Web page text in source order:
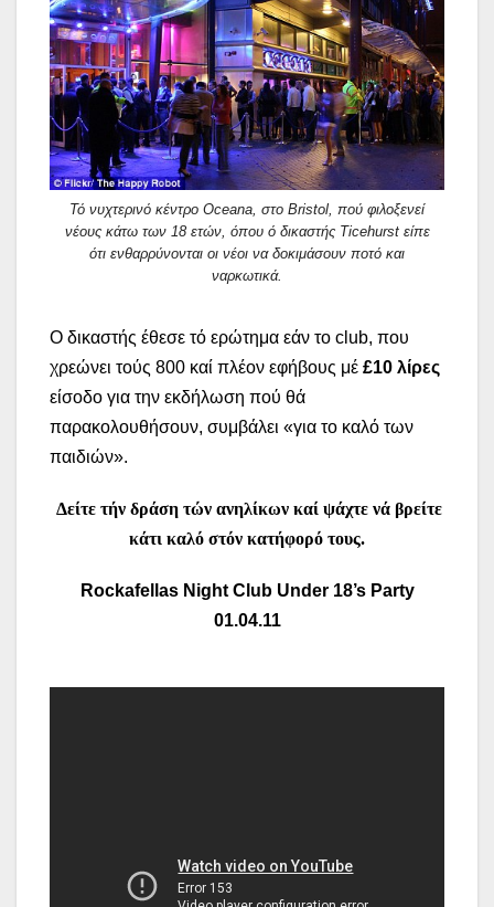
Τό νυχτερινό κέντρο Oceana, στο Bristol, πού φιλοξενεί
νέους κάτω των 18 ετών, όπου ό δικαστής Ticehurst είπε
ότι ενθαρρύνονται οι νέοι να δοκιμάσουν ποτό και
ναρκωτικά.
Ο δικαστής έθεσε τό ερώτημα εάν το club, που
χρεώνει τούς 800 καί πλέον εφήβους μέ £10 λίρες
είσοδο για την εκδήλωση πού θά
παρακολουθήσουν, συμβάλει «για το καλό των
παιδιών».
Δείτε τήν δράση τών ανηλίκων καί ψάχτε νά βρείτε
κάτι καλό στόν κατήφορό τους.
Rockafellas Night Club Under 18’s Party
01.04.11